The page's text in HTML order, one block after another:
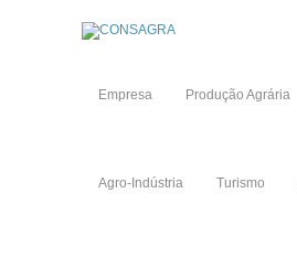
Empresa Produção Agrária
Agro-Indústria Turismo